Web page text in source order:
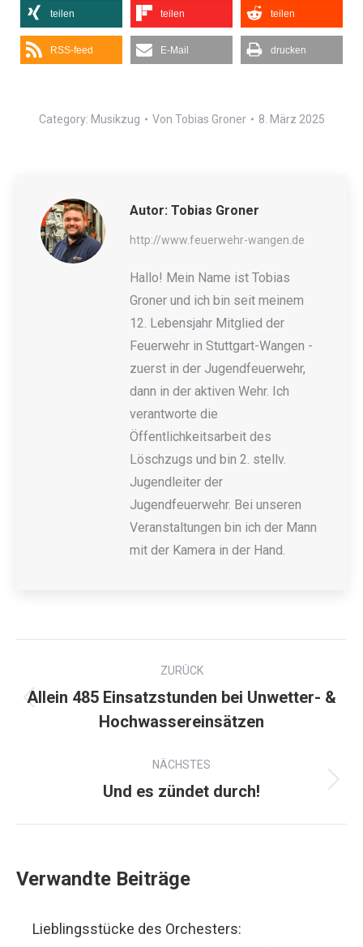
teilen teilen teilen
RSS-feed E-Mail drucken
Category: Musikzug Von Tobias Groner 8. März 2025
Autor: Tobias Groner
http://www.feuerwehr-wangen.de
Hallo! Mein Name ist Tobias
Groner und ich bin seit meinem
12. Lebensjahr Mitglied der
Feuerwehr in Stuttgart-Wangen -
zuerst in der Jugendfeuerwehr,
dann in der aktiven Wehr. Ich
verantworte die
Öffentlichkeitsarbeit des
Löschzugs und bin 2. stellv.
Jugendleiter der
Jugendfeuerwehr. Bei unseren
Veranstaltungen bin ich der Mann
mit der Kamera in der Hand.
ZURÜCK
Allein 485 Einsatzstunden bei Unwetter- &
Hochwassereinsätzen
NÄCHSTES
Und es zündet durch!
Verwandte Beiträge
Lieblingsstücke des Orchesters: